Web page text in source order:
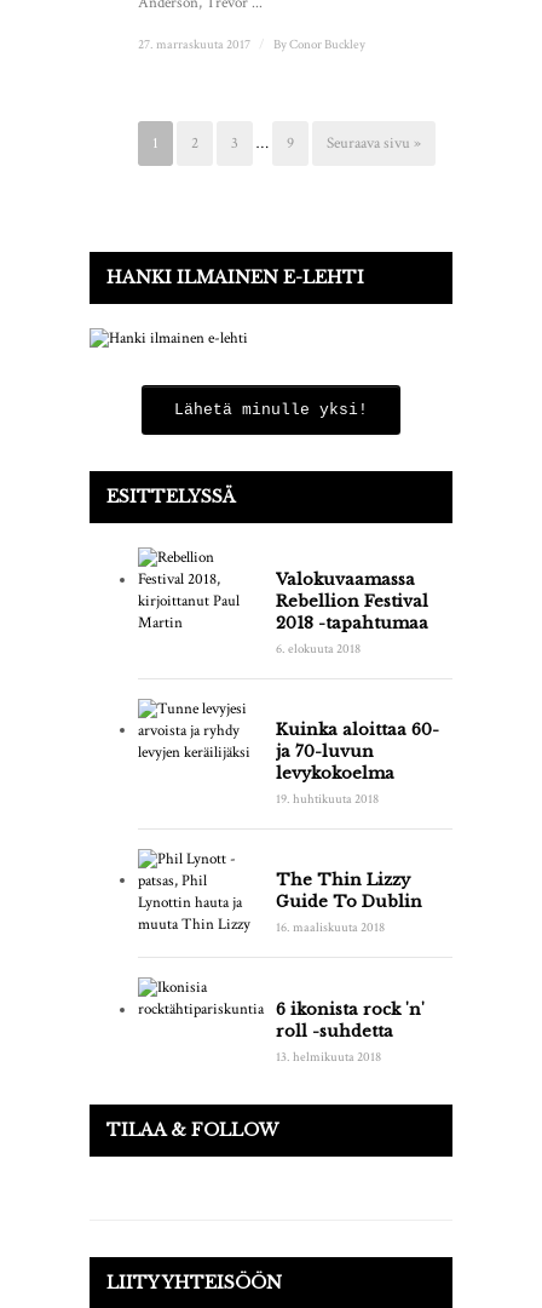
27. marraskuuta 2017 ByConor Buckley
1 2 3 … 9 Seuraava sivu »
HANKI ILMAINEN E-LEHTI
Lähetä minulle yksi!
ESITTELYSSÄ
Valokuvaamassa
Rebellion Festival
2018 -tapahtumaa
6. elokuuta 2018
Kuinka aloittaa 60-
ja 70-luvun
levykokoelma
19. huhtikuuta 2018
The Thin Lizzy
Guide To Dublin
16. maaliskuuta 2018
6 ikonista rock 'n'
roll -suhdetta
13. helmikuuta 2018
TILAA & FOLLOW
LIITY YHTEISÖÖN